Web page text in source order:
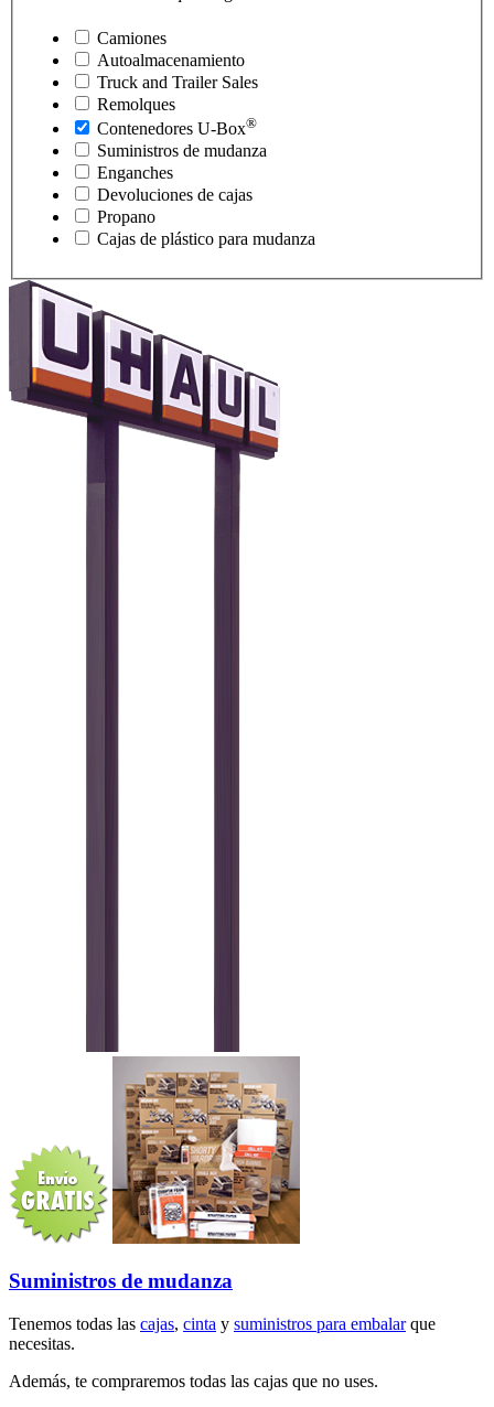
Camiones
Autoalmacenamiento
Truck and Trailer Sales
Remolques
Contenedores U-Box®
Suministros de mudanza
Enganches
Devoluciones de cajas
Propano
Cajas de plástico para mudanza
Suministros de mudanza
Tenemos todas las cajas, cinta y suministros para embalarque
necesitas.
Además, te compraremos todas las cajas que no uses.